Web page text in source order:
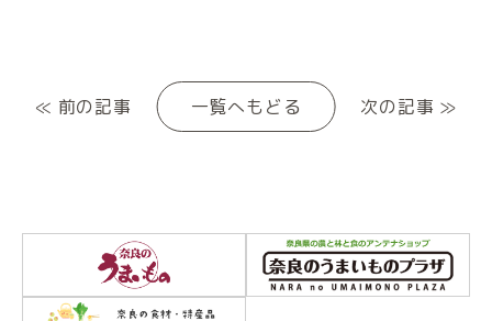
≪ 前の記事 一覧へもどる 次の記事 ≫